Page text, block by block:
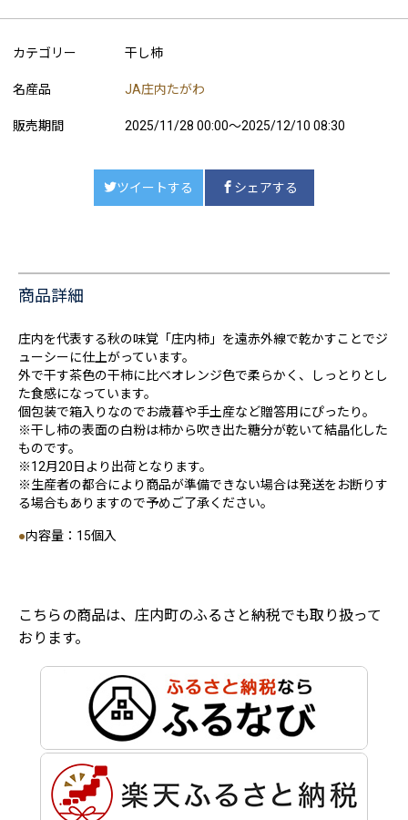
カテゴリー 干し柿
名産品 JA庄内たがわ
販売期間 2025/11/28 00:00～2025/12/10 08:30
ツイートする シェアする
商品詳細
庄内を代表する秋の味覚「庄内柿」を遠赤外線で乾かすことでジ
ューシーに仕上がっています。
外で干す茶色の干柿に比べオレンジ色で柔らかく、しっとりとし
た食感になっています。
個包装で箱入りなのでお歳暮や手土産など贈答用にぴったり。
※干し柿の表面の白粉は柿から吹き出た糖分が乾いて結晶化した
ものです。
※12月20日より出荷となります。
※生産者の都合により商品が準備できない場合は発送をお断りす
る場合もありますので予めご了承ください。
●内容量：15個入
こちらの商品は、庄内町のふるさと納税でも取り扱って
おります。